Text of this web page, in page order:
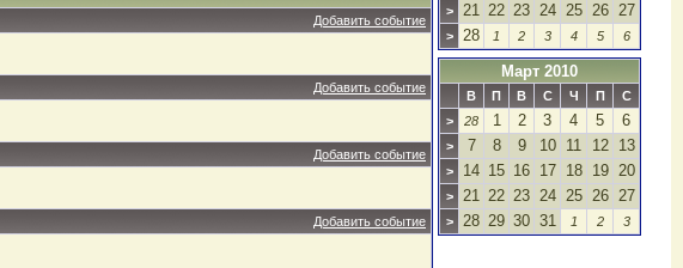
Добавить событие
Добавить событие
Добавить событие
Добавить событие
> 21 22 23 24 25 26 27
> 28 1 2 3 4 5 6
Март 2010
В П В С Ч П
С
>
28 1 2 3 4 5 6
> 7 8 9 10 11 12 13
> 14 15 16 17 18 19 20
> 21 22 23 24 25 26 27
> 28 29 30 31 1 2 3